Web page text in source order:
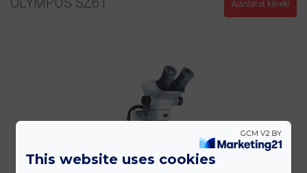
Ajánlatot kérek!
This website uses cookies